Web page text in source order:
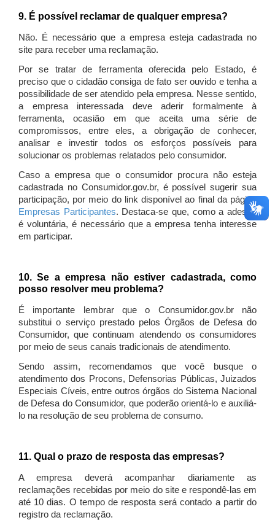
9. É possível reclamar de qualquer empresa?
Não. É necessário que a empresa esteja cadastrada no
site para receber uma reclamação.
Por se tratar de ferramenta oferecida pelo Estado, é
preciso que o cidadão consiga de fato ser ouvido e tenha a
possibilidade de ser atendido pela empresa. Nesse sentido,
a empresa interessada deve aderir formalmente à
ferramenta, ocasião em que aceita uma série de
compromissos, entre eles, a obrigação de conhecer,
analisar e investir todos os esforços possíveis para
solucionar os problemas relatados pelo consumidor.
Caso a empresa que o consumidor procura não esteja
cadastrada no Consumidor.gov.br, é possível sugerir sua
participação, por meio do link disponível ao final da página
Empresas Participantes. Destaca-se que, como a adesão
é voluntária, é necessário que a empresa tenha interesse
em participar.
10. Se a empresa não estiver cadastrada, como
posso resolver meu problema?
É importante lembrar que o Consumidor.gov.br não
substitui o serviço prestado pelos Órgãos de Defesa do
Consumidor, que continuam atendendo os consumidores
por meio de seus canais tradicionais de atendimento.
Sendo assim, recomendamos que você busque o
atendimento dos Procons, Defensorias Públicas, Juizados
Especiais Cíveis, entre outros órgãos do Sistema Nacional
de Defesa do Consumidor, que poderão orientá-lo e auxiliá-
lo na resolução de seu problema de consumo.
11. Qual o prazo de resposta das empresas?
A empresa deverá acompanhar diariamente as
reclamações recebidas por meio do site e respondê-las em
até 10 dias. O tempo de resposta será contado a partir do
registro da reclamação.